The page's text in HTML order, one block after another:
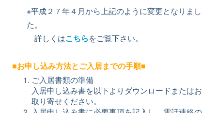
※平成２７年４月から上記のように変更となりまし
た。
詳しくはこちらをご覧下さい。
■お申し込み方法とご入居までの手順■
ご入居書類の準備
入居申し込み書を以下よりダウンロードまたはお
取り寄せください。